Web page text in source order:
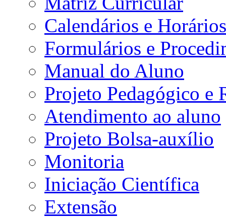
Calendários e Horários
Formulários e
Manual do Aluno
Projeto Pedagógico e
Atendimento ao aluno
Projeto Bolsa-auxílio
Monitoria
Iniciação Científica
Extensão